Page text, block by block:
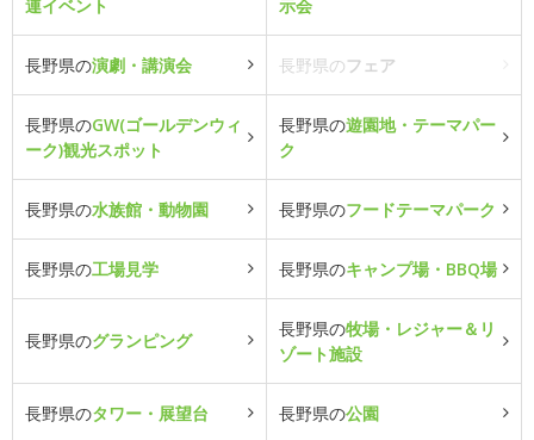
連イベント
示会
長野県の演劇・講演会 長野県のフェア
長野県のGW(ゴールデンウィ
ーク)観光スポット
長野県の遊園地・テーマパー
ク
長野県の水族館・動物園 長野県のフードテーマパーク
長野県の工場見学 長野県のキャンプ場・BBQ場
長野県のグランピング
長野県の牧場・レジャー＆リ
ゾート施設
長野県のタワー・展望台 長野県の公園